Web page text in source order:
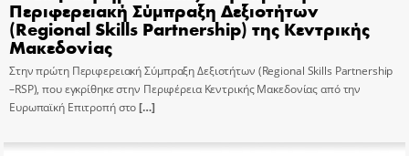
Περιφερειακή Σύμπραξη Δεξιοτήτων
(Regional Skills Partnership) της Κεντρικής
Μακεδονίας
Στην πρώτη Περιφερειακή Σύμπραξη Δεξιοτήτων (Regional Skills Partnership
–RSP), που εγκρίθηκε στην Περιφέρεια Κεντρικής Μακεδονίας από την
Ευρωπαϊκή Επιτροπή στο[…]